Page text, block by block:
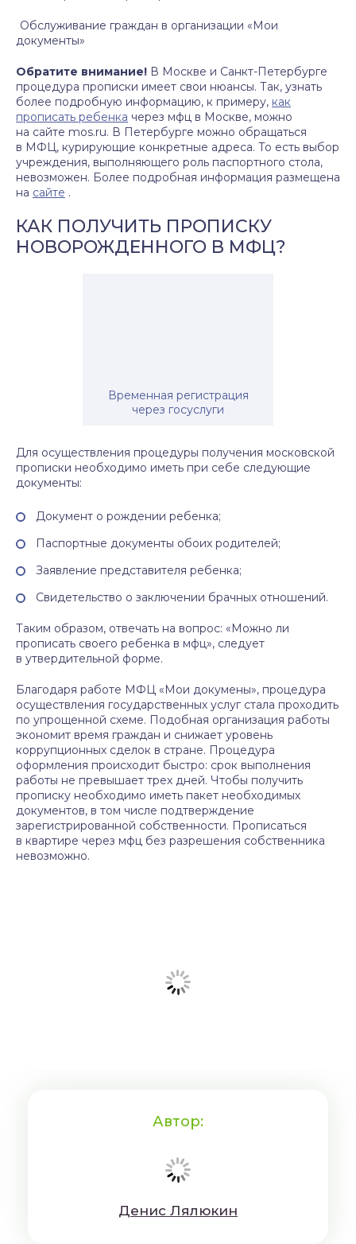
Обслуживание граждан в организации «Мои
документы»
Обратите внимание! В Москве и Санкт-Петербурге
процедура прописки имеет свои нюансы. Так, узнать
более подробную информацию, к примеру, как
прописать ребенка через мфц в Москве, можно
на сайте mos.ru. В Петербурге можно обращаться
в МФЦ, курирующие конкретные адреса. То есть выбор
учреждения, выполняющего роль паспортного стола,
невозможен. Более подробная информация размещена
на сайте .
КАК ПОЛУЧИТЬ ПРОПИСКУ
НОВОРОЖДЕННОГО В МФЦ?
Временная регистрация
через госуслуги
Для осуществления процедуры получения московской
прописки необходимо иметь при себе следующие
документы:
Документ о рождении ребенка;
Паспортные документы обоих родителей;
Заявление представителя ребенка;
Свидетельство о заключении брачных отношений.
Таким образом, отвечать на вопрос: «Можно ли
прописать своего ребенка в мфц», следует
в утвердительной форме.
Благодаря работе МФЦ «Мои докумены», процедура
осуществления государственных услуг стала проходить
по упрощенной схеме. Подобная организация работы
экономит время граждан и снижает уровень
коррупционных сделок в стране. Процедура
оформления происходит быстро: срок выполнения
работы не превышает трех дней. Чтобы получить
прописку необходимо иметь пакет необходимых
документов, в том числе подтверждение
зарегистрированной собственности. Прописаться
в квартире через мфц без разрешения собственника
невозможно.
Автор:
Дeниc Лялюкин